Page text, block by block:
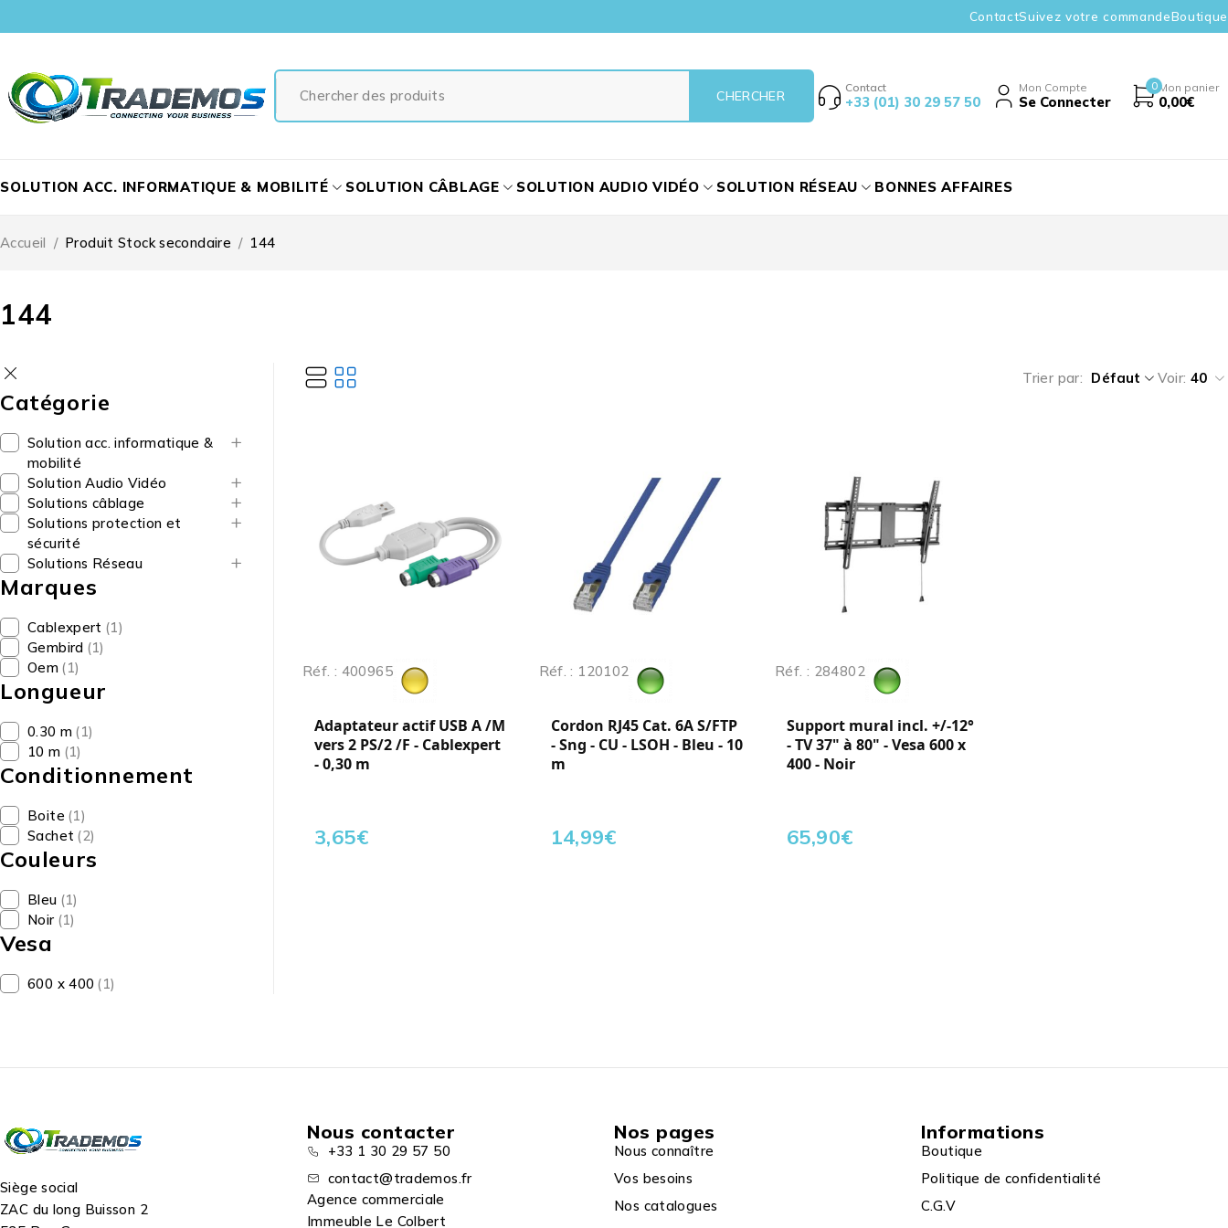
ContactSuivez votre commandeBoutique
Contact
+33 (01) 30 29 57 50
Mon Compte
Se Connecter
0 Mon panier
0,00€
SOLUTION ACC. INFORMATIQUE & MOBILITÉ SOLUTION CÂBLAGE SOLUTION AUDIO VIDÉO SOLUTION RÉSEAU BONNES AFFAIRES
144
Accueil / Produit Stock secondaire / 144
Catégorie
Solution acc. informatique &
mobilité
Solution Audio Vidéo
Solutions câblage
Solutions protection et
sécurité
Solutions Réseau
Marques
Cablexpert (1)
Gembird (1)
Oem (1)
Longueur
0.30 m (1)
10 m (1)
Conditionnement
Boite (1)
Sachet (2)
Couleurs
Bleu (1)
Noir (1)
Vesa
600 x 400 (1)
Trier par Défaut Voir: 40
Réf. : 400965
Adaptateur actif USB A /M
vers 2 PS/2 /F - Cablexpert
- 0,30 m
3,65€
Réf. : 120102
Cordon RJ45 Cat. 6A S/FTP
- Sng - CU - LSOH - Bleu - 10
m
14,99€
Réf. : 284802
Support mural incl. +/-12°
- TV 37" à 80" - Vesa 600 x
400 - Noir
65,90€
Siège social
ZAC du long Buisson 2
Nous contacter
+33 1 30 29 57 50
contact@trademos.fr
Agence commerciale
Immeuble Le Colbert
Nos pages
Nous connaître
Vos besoins
Nos catalogues
Informations
Boutique
Politique de confidentialité
C.G.V